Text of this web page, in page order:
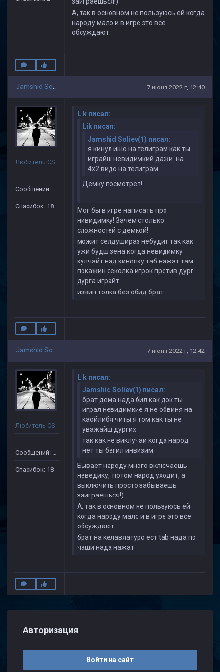
А, так в основном не пользуюсь ей когда
народу мало и в игре это все
обсуждают.
7 июня 2022 г, 12:40
Любитель CS
Сообщений: 505
Спасибок: 18
Lik писал:
Lik писал:
Jamshid Soliev(1) писал:
я кинул ишо на телиграм как ты
играйш невидимкий дажи на
4х2 видо на телиграм
Демку посмотрел!
Мог бы в игре написать про
нивидимку! Зачем столько
сложностей с демкой!
можит селдушираз небудит так как
ужи будш зена когда невидимку
кулчайт над кинопку таб нажат там
покажин секолка игрок против дург
дурга играйт
извин толка без обид брат
7 июня 2022 г, 12:42
Любитель CS
Сообщений: 505
Спасибок: 18
Lik писал:
Jamshid Soliev(1) писал:
брат дема нада бил как док ты
играл невидимкие я не обвиня на
каойлибя читы я том как ты не
уважайш дургих
так как не виклучай когда народ
нет ты бегил инвизим
Бывает народу много включаешь
неведику, потом народ уходит, а
выключить просто забываешь
заиграешься!)
А, так в основном не пользуюсь ей
когда народу мало и в игре это все
обсуждают.
брат на келавяатуро ест tab нада по
чаши нада нажат
Авторизация
Войти на сайт